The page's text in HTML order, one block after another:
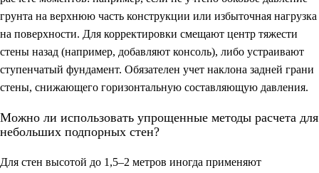
грунта на верхнюю часть конструкции или избыточная нагрузка
на поверхности. Для корректировки смещают центр тяжести
стены назад (например, добавляют консоль), либо устраивают
ступенчатый фундамент. Обязателен учет наклона задней грани
стены, снижающего горизонтальную составляющую давления.
Можно ли использовать упрощенные методы расчета для
небольших подпорных стен?
Для стен высотой до 1,5–2 метров иногда применяют